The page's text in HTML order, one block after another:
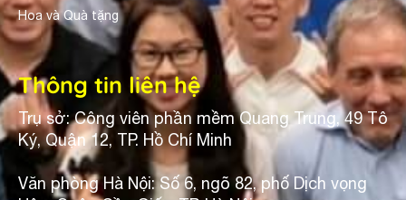
Hoa và Quà tặng
Thông tin liên hệ
Trụ sở: Công viên phần mềm Quang Trung, 49 Tô
Ký, Quận 12, TP. Hồ Chí Minh
Văn phòng Hà Nội: Số 6, ngõ 82, phố Dịch vọng